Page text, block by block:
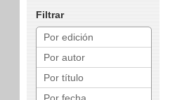
Filtrar
Por edición
Por autor
Por título